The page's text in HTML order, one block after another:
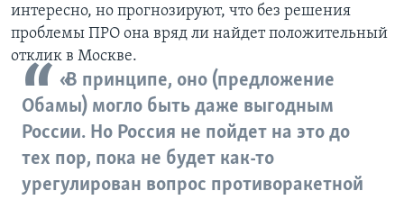
интересно, но прогнозируют, что без решения
проблемы ПРО она вряд ли найдет положительный
отклик в Москве.
«В принципе, оно (предложение
Обамы) могло быть даже выгодным
России. Но Россия не пойдет на это до
тех пор, пока не будет как-то
урегулирован вопрос противоракетной